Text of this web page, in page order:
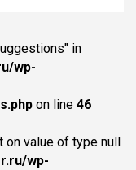
in
wp-
on line 46
on value of type null
wp-